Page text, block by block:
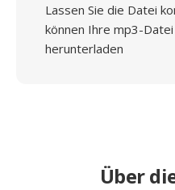
Lassen Sie die Datei
können Ihre mp3-
herunterladen
Über